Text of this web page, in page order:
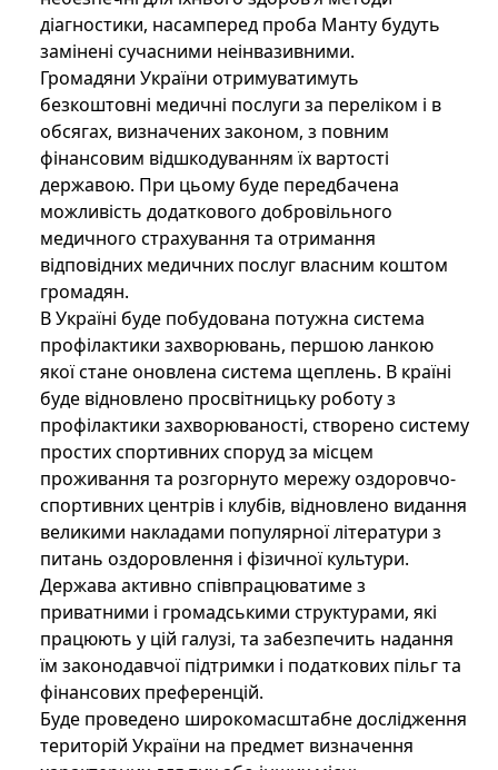
діагностики, насамперед проба Манту будуть
замінені сучасними неінвазивними.
Громадяни України отримуватимуть
безкоштовні медичні послуги за переліком і в
обсягах, визначених законом, з повним
фінансовим відшкодуванням їх вартості
державою. При цьому буде передбачена
можливість додаткового добровільного
медичного страхування та отримання
відповідних медичних послуг власним коштом
громадян.
В Україні буде побудована потужна система
профілактики захворювань, першою ланкою
якої стане оновлена система щеплень. В країні
буде відновлено просвітницьку роботу з
профілактики захворюваності, створено систему
простих спортивних споруд за місцем
проживання та розгорнуто мережу оздоровчо-
спортивних центрів і клубів, відновлено видання
великими накладами популярної літератури з
питань оздоровлення і фізичної культури.
Держава активно співпрацюватиме з
приватними і громадськими структурами, які
працюють у цій галузі, та забезпечить надання
їм законодавчої підтримки і податкових пільг та
фінансових преференцій.
Буде проведено широкомасштабне дослідження
територій України на предмет визначення